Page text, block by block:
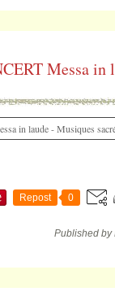
Messa in
Repost 0
Published by